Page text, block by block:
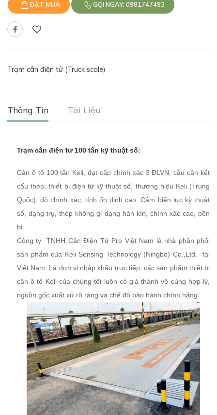
ĐẶT MUA GỌI NGAY: 0981747493
Trạm cân điện tử (Truck scale)
Thông Tin Tài Liệu
Trạm cân điện tử 100 tấn kỹ thuật số:
Cân ô tô 100 tấn Keli, đạt cấp chính xác 3 ĐLVN, cầu cân kết
cấu thép, thiết bị điện tử kỹ thuật số, thương hiệu Keli (Trung
Quốc), độ chính xác, tính ổn định cao. Cảm biến lực kỹ thuật
số, dạng trụ, thép không gỉ dạng hàn kín, chính xác cao, bền
bỉ.
Công ty TNHH Cân Điện Tử Pro Việt Nam là nhà phân phối
sản phẩm của Keli Sensing Technology (Ningbo) Co.,Ltd. tại
Việt Nam. Là đơn vị nhập khẩu trực tiếp, các sản phẩm thiết bị
cân ô tô Keli của chúng tôi luôn có giá thành vô cùng hợp lý,
nguồn gốc xuất xứ rõ ràng và chế độ bảo hành chính hãng.